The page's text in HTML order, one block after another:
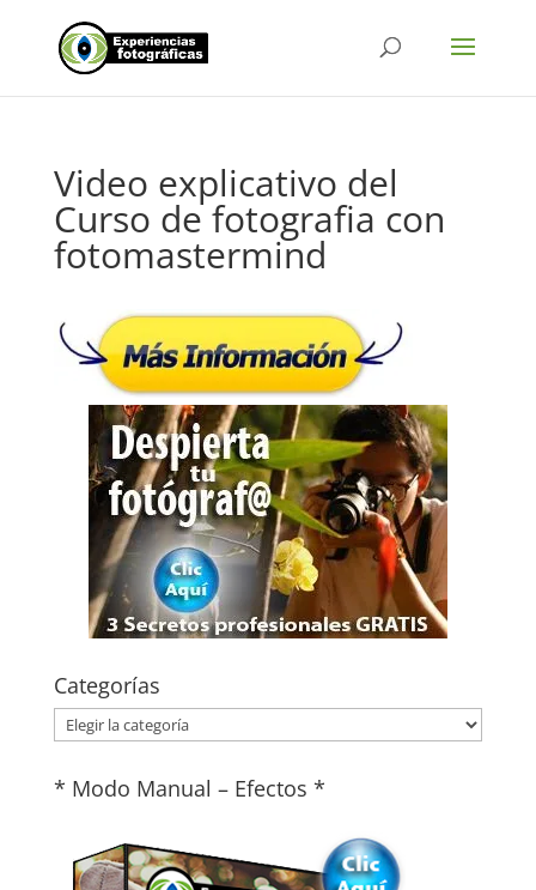
Video explicativo del
Curso de fotografia con
fotomastermind
Categorías
Categorías
* Modo Manual – Efectos *